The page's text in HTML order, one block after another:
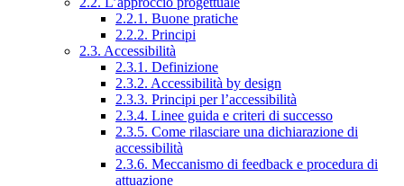
2.2.1. Buone pratiche
2.2.2. Principi
2.3. Accessibilità
2.3.1. Definizione
2.3.2. Accessibilità by design
2.3.3. Principi per l’accessibilità
2.3.4. Linee guida e criteri di successo
2.3.5. Come rilasciare una dichiarazione di
accessibilità
2.3.6. Meccanismo di feedback e procedura di
attuazione